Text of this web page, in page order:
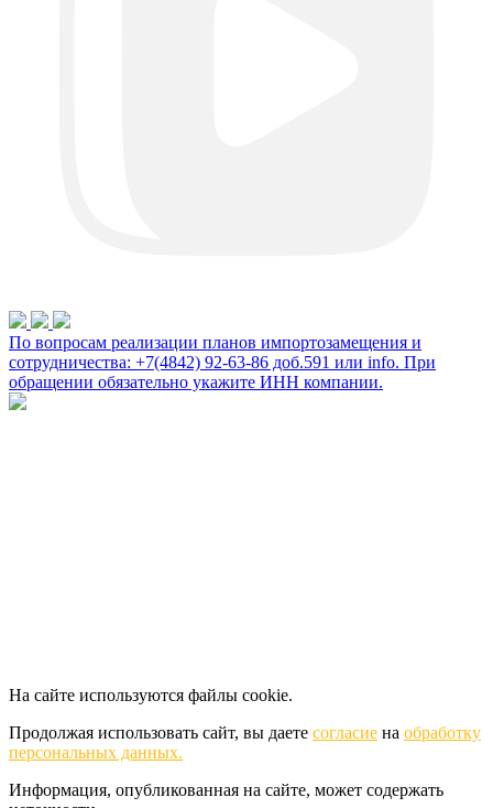
По вопросам реализации планов импортозамещения и
сотрудничества: +7(4842) 92-63-86 доб.591 или info. При
обращении обязательно укажите ИНН компании.
На сайте используются файлы cookie.
Продолжая использовать сайт, вы даете согласие на обработку
персональных данных.
Информация, опубликованная на сайте, может содержать